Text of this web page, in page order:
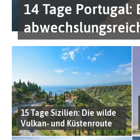
14 Tage Portugal:
15 Tage Sizilien: Die wilde
Vulkan- und Küstenroute